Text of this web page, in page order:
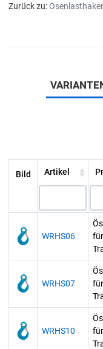
Zurück zu:
Bild Artikel
WRHS06
WRHS07
WRHS10